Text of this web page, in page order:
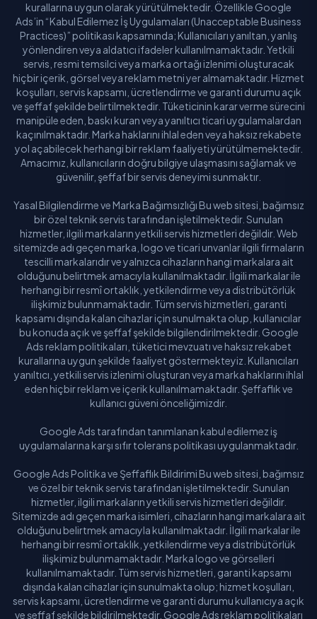
kurallarına uygun olarak yürütülmektedir. Özellikle Google
Ads’in “Kabul Edilemez İş Uygulamaları (Unacceptable Business
Practices)” politikası kapsamında; Kullanıcıları yanıltan, yanlış
yönlendiren veya aldatıcı ifadeler kullanılmamaktadır. Yetkili
servis, resmi temsilci veya marka ortağı izlenimi oluşturacak
hiçbir içerik, görsel veya reklam metni yer almamaktadır. Hizmet
koşulları, servis kapsamı, ücretlendirme ve garanti durumu açık
ve şeffaf şekilde belirtilmektedir. Tüketicinin karar verme sürecini
manipüle eden, baskı kuran veya yanıltıcı ticari uygulamalardan
kaçınılmaktadır. Marka haklarını ihlal eden veya haksız rekabete
yol açabilecek herhangi bir reklam faaliyeti yürütülmemektedir.
Amacımız, kullanıcıların doğru bilgiye ulaşmasını sağlamak ve
güvenilir, şeffaf bir servis deneyimi sunmaktır.
Yasal Bilgilendirme ve Marka Bağımsızlığı Bu web sitesi, bağımsız
bir özel teknik servis tarafından işletilmektedir. Sunulan
hizmetler, ilgili markaların yetkili servis hizmetleri değildir. Web
sitemizde adı geçen marka, logo ve ticari unvanlar ilgili firmaların
tescilli markalarıdır ve yalnızca cihazların hangi markalara ait
olduğunu belirtmek amacıyla kullanılmaktadır. İlgili markalar ile
herhangi bir resmî ortaklık, yetkilendirme veya distribütörlük
ilişkimiz bulunmamaktadır. Tüm servis hizmetleri, garanti
kapsamı dışında kalan cihazlar için sunulmakta olup, kullanıcılar
bu konuda açık ve şeffaf şekilde bilgilendirilmektedir. Google
Ads reklam politikaları, tüketici mevzuatı ve haksız rekabet
kurallarına uygun şekilde faaliyet göstermekteyiz. Kullanıcıları
yanıltıcı, yetkili servis izlenimi oluşturan veya marka haklarını ihlal
eden hiçbir reklam ve içerik kullanılmamaktadır. Şeffaflık ve
kullanıcı güveni önceliğimizdir.
Google Ads tarafından tanımlanan kabul edilemez iş
uygulamalarına karşı sıfır tolerans politikası uygulanmaktadır.
Google Ads Politika ve Şeffaflık Bildirimi Bu web sitesi, bağımsız
ve özel bir teknik servis tarafından işletilmektedir. Sunulan
hizmetler, ilgili markaların yetkili servis hizmetleri değildir.
Sitemizde adı geçen marka isimleri, cihazların hangi markalara ait
olduğunu belirtmek amacıyla kullanılmaktadır. İlgili markalar ile
herhangi bir resmî ortaklık, yetkilendirme veya distribütörlük
ilişkimiz bulunmamaktadır. Marka logo ve görselleri
kullanılmamaktadır. Tüm servis hizmetleri, garanti kapsamı
dışında kalan cihazlar için sunulmakta olup; hizmet koşulları,
servis kapsamı, ücretlendirme ve garanti durumu kullanıcıya açık
ve şeffaf şekilde bildirilmektedir. Google Ads reklam politikaları